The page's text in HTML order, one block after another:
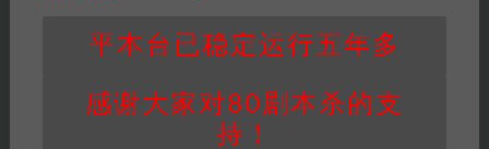
条约约束，并遵守所有适用的法律法规。
权均属于机关版权或权利人。如有侵权，请发邮
件通知并提供相关证实资料至邮箱
平本台已稳定运行五年多
感谢大家对80剧本杀的支
持！